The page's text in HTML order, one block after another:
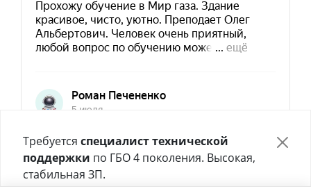
Требуется специалист технической
поддержки по ГБО 4 поколения. Высокая,
стабильная ЗП.